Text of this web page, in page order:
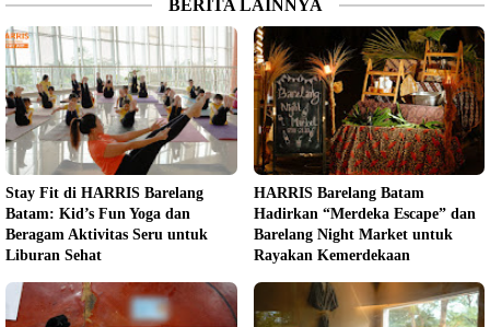
BERITA LAINNYA
Stay Fit di HARRIS Barelang
Batam: Kid’s Fun Yoga dan
Beragam Aktivitas Seru untuk
Liburan Sehat
HARRIS Barelang Batam
Hadirkan “Merdeka Escape” dan
Barelang Night Market untuk
Rayakan Kemerdekaan